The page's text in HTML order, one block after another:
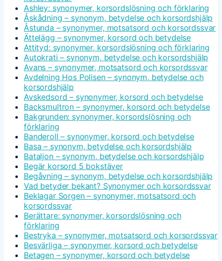
Ashley: synonymer, korsordslösning och förklaring
Åskådning – synonym, betydelse och korsordshjälp
Åstunda – synonymer, motsatsord och korsordssvar
Ättelägg – synonymer, korsord och betydelse
Attityd: synonymer, korsordslösning och förklaring
Autokrati – synonym, betydelse och korsordshjälp
Avans – synonymer, motsatsord och korsordssvar
Avdelning Hos Polisen – synonym, betydelse och
korsordshjälp
Avskedsord – synonymer, korsord och betydelse
Backsmultron – synonymer, korsord och betydelse
Bakgrunden: synonymer, korsordslösning och
förklaring
Banderoll – synonymer, korsord och betydelse
Basa – synonym, betydelse och korsordshjälp
Bataljon – synonym, betydelse och korsordshjälp
Begär korsord 5 bokstäver
Begåvning – synonym, betydelse och korsordshjälp
Vad betyder bekant? Synonymer och korsordssvar
Beklagar Sorgen – synonymer, motsatsord och
korsordssvar
Berättare: synonymer, korsordslösning och
förklaring
Bestryka – synonymer, motsatsord och korsordssvar
Besvärliga – synonymer, korsord och betydelse
Betagen – synonymer, korsord och betydelse